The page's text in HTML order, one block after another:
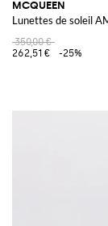
MCQUEEN
Lunettes de soleil
350,00 €
262,51 €
-25%